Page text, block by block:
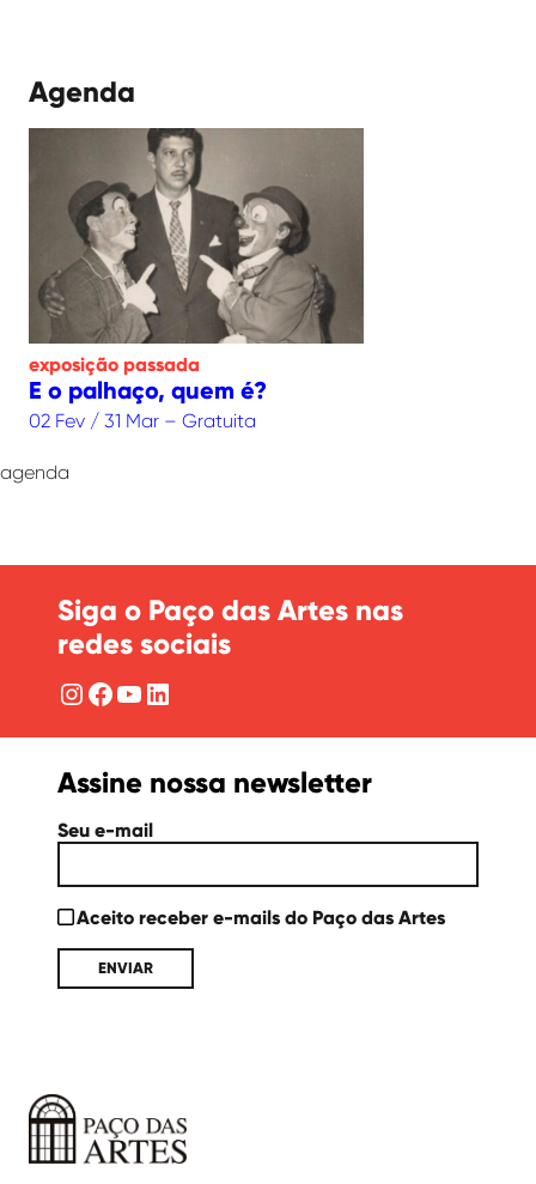
Agenda
exposição passada
E o palhaço, quem é?
02 Fev / 31 Mar – Gratuita
agenda
Siga o Paço das Artes nas
redes sociais
Instagram
Facebook
YouTube
LinkedIn
Assine nossa newsletter
Seu e-mail
Aceito receber e-mails do Paço das Artes